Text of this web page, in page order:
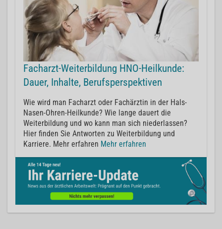
Facharzt-Weiterbildung HNO-Heilkunde:
Dauer, Inhalte, Berufsperspektiven
Wie wird man Facharzt oder Fachärztin in der Hals-
Nasen-Ohren-Heilkunde? Wie lange dauert die
Weiterbildung und wo kann man sich niederlassen?
Hier finden Sie Antworten zu Weiterbildung und
Karriere. Mehr erfahren Mehr erfahren